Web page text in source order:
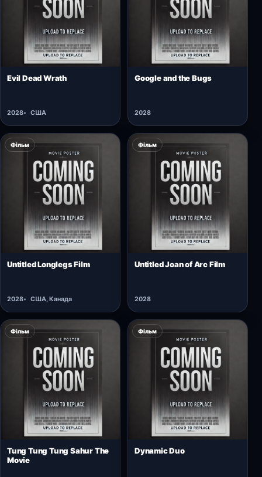
Відкрити картку →
Evil Dead Wrath
2028 США
Відкрити картку →
Google and the Bugs
2028
Фільм
Відкрити картку →
Untitled Longlegs Film
2028 США, Канада
Фільм
Відкрити картку →
Untitled Joan of Arc Film
2028
Фільм
Відкрити картку →
Tung Tung Tung Sahur The
Movie
Фільм
Відкрити картку →
Dynamic Duo